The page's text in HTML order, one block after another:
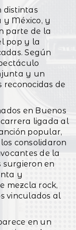
distintas
y México, y
parte de la
pop y la
Según
y un
reconocidas de
en Buenos
ligada al
popular,
consolidaron
de la
surgieron en
y
mezcla rock,
vinculados al
en un